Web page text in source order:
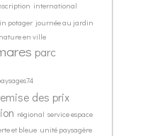
international
potager journée au jardin
nature en ville
parc
des prix
régional service espace
et bleue unité paysagère